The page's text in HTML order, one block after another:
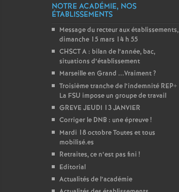
NOTRE ACADÉMIE, NOS
ÉTABLISSEMENTS
Message du recteur aux établissements,
dimanche 15 mars 14 h 55
CHSCT A : bilan de l’année, bac,
situations d’établissement
Marseille en Grand ...Vraiment?
Troisième tranche de l’indemnité REP+
La FSU impose un groupe de travail
GREVE JEUDI 13 JANVIER
Corriger le DNB : une épreuve!
Mardi 18 octobre Toutes et tous
mobilisé.es
Retraites, ce n’est pas fini !
Editorial
Actualités de l’académie